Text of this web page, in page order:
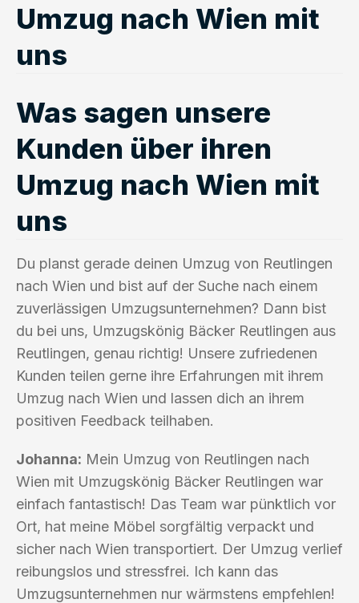
Umzug nach Wien mit
uns
Was sagen unsere
Kunden über ihren
Umzug nach Wien mit
uns
Du planst gerade deinen Umzug von Reutlingen
nach Wien und bist auf der Suche nach einem
zuverlässigen Umzugsunternehmen? Dann bist
du bei uns, Umzugskönig Bäcker Reutlingen aus
Reutlingen, genau richtig! Unsere zufriedenen
Kunden teilen gerne ihre Erfahrungen mit ihrem
Umzug nach Wien und lassen dich an ihrem
positiven Feedback teilhaben.
Johanna: Mein Umzug von Reutlingen nach
Wien mit Umzugskönig Bäcker Reutlingen war
einfach fantastisch! Das Team war pünktlich vor
Ort, hat meine Möbel sorgfältig verpackt und
sicher nach Wien transportiert. Der Umzug verlief
reibungslos und stressfrei. Ich kann das
Umzugsunternehmen nur wärmstens empfehlen!